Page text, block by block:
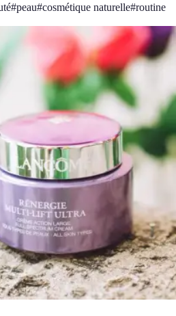
#peau#cosmétique naturelle#routine